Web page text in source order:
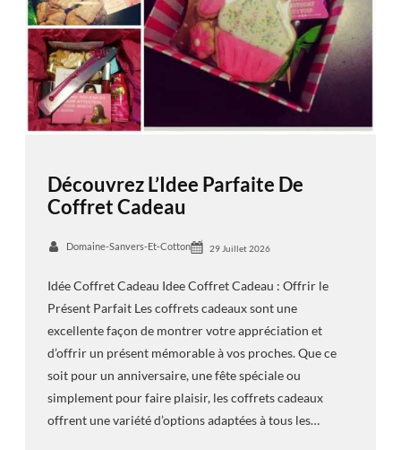
Découvrez L’Idee Parfaite De
Coffret Cadeau
Domaine-Sanvers-Et-Cotton 29 Juillet 2026
Idée Coffret Cadeau Idee Coffret Cadeau : Offrir le
Présent Parfait Les coffrets cadeaux sont une
excellente façon de montrer votre appréciation et
d’offrir un présent mémorable à vos proches. Que ce
soit pour un anniversaire, une fête spéciale ou
simplement pour faire plaisir, les coffrets cadeaux
offrent une variété d’options adaptées à tous les…